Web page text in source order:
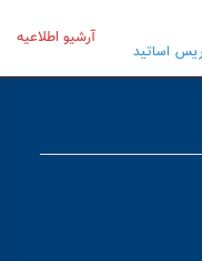
اساتید
آرشیو اطلاعیه